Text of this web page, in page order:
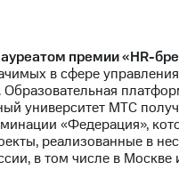
2023
премии «HR-
в сфере управления
университет МТС
«Федерация»,
реализованные в
в том числе в Москве